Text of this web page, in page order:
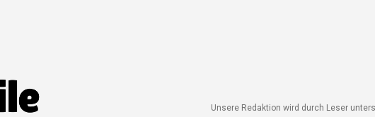
Unsere Redaktion wird durch Leser